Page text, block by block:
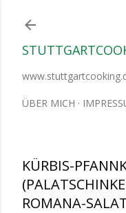
ÜBER MICH
KÜRBIS-
ROMANA-